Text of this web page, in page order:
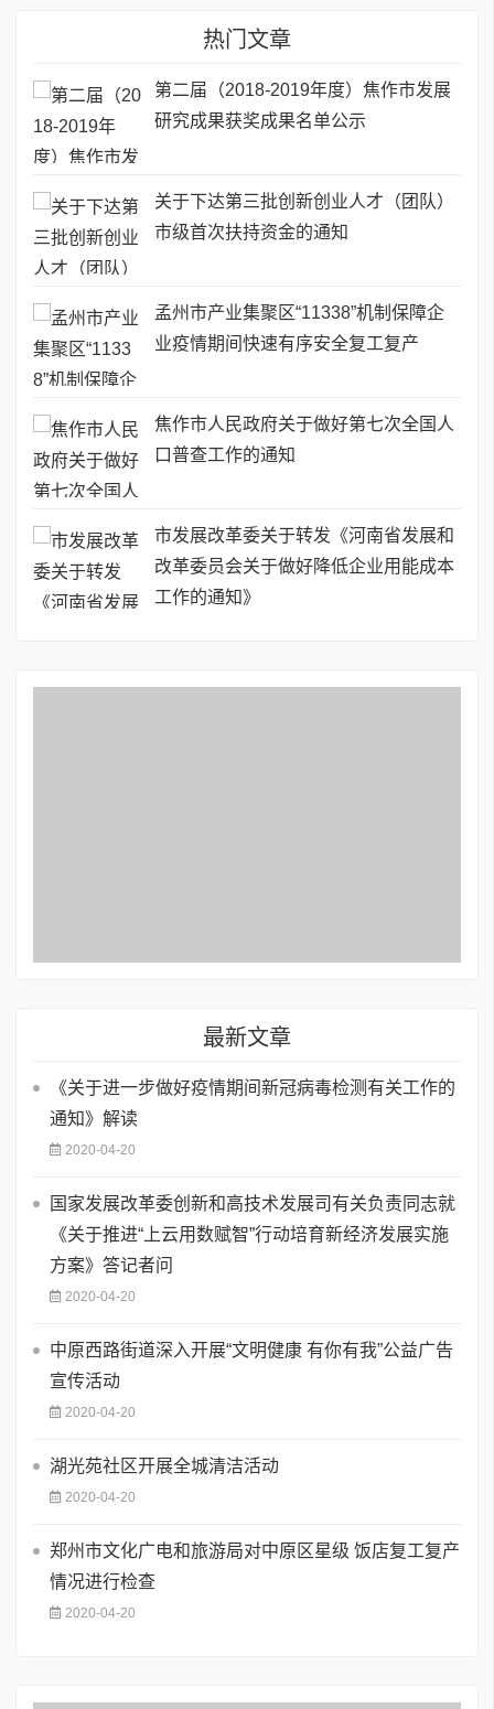
热门文章
第二届（2018-2019年度）焦作市发展
研究成果获奖成果名单公示
关于下达第三批创新创业人才（团队）
市级首次扶持资金的通知
孟州市产业集聚区“11338”机制保障企
业疫情期间快速有序安全复工复产
焦作市人民政府关于做好第七次全国人
口普查工作的通知
市发展改革委关于转发《河南省发展和
改革委员会关于做好降低企业用能成本
工作的通知》
最新文章
《关于进一步做好疫情期间新冠病毒检测有关工作的
通知》解读
2020-04-20
国家发展改革委创新和高技术发展司有关负责同志就
《关于推进“上云用数赋智”行动培育新经济发展实施
方案》答记者问
2020-04-20
中原西路街道深入开展“文明健康 有你有我”公益广告
宣传活动
2020-04-20
湖光苑社区开展全城清洁活动
2020-04-20
郑州市文化广电和旅游局对中原区星级 饭店复工复产
情况进行检查
2020-04-20